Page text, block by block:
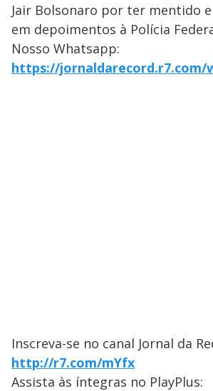
Jair Bolsonaro por ter mentido
em depoimentos à Polícia
Nosso Whatsapp:
https://jornaldarecord.r7.com/
Inscreva-se no canal Jornal da
http://r7.com/mYfx
Assista às íntegras no PlayPlus: